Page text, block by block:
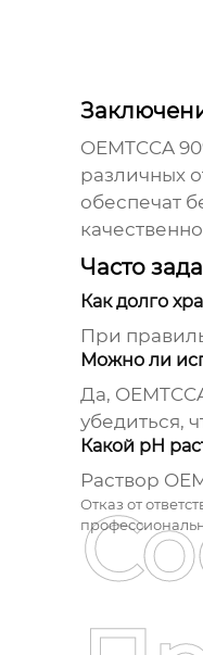
OEMTCCA
различных
обеспечат
Часто
Как долго
При
Можно ли
Да,
убедиться,
Какой pH
Раствор
Отказ от